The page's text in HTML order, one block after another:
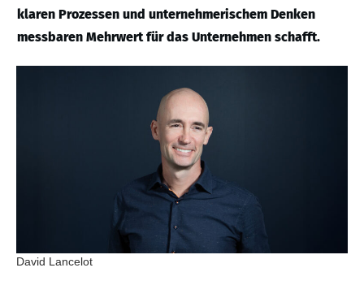
klaren Prozessen und unternehmerischem Denken
messbaren Mehrwert für das Unternehmen schafft.
David Lancelot